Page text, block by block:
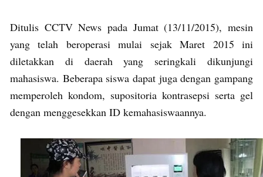
Ditulis CCTV News pada Jumat (13/11/2015), mesin
yang telah beroperasi mulai sejak Maret 2015 ini
diletakkan di daerah yang seringkali dikunjungi
mahasiswa. Beberapa siswa dapat juga dengan gampang
memperoleh kondom, supositoria kontrasepsi serta gel
dengan menggesekkan ID kemahasiswaannya.